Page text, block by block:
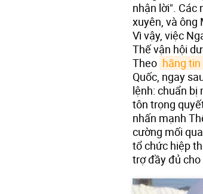
nhận lời". Các
xuyên, và ông
Vì vậy, việc
Thế vận hội
Theo hãng
Quốc, ngay
lệnh: chuẩn bị
tôn trọng
nhấn mạnh
cường mối
tổ chức hiệp
trợ đầy đủ